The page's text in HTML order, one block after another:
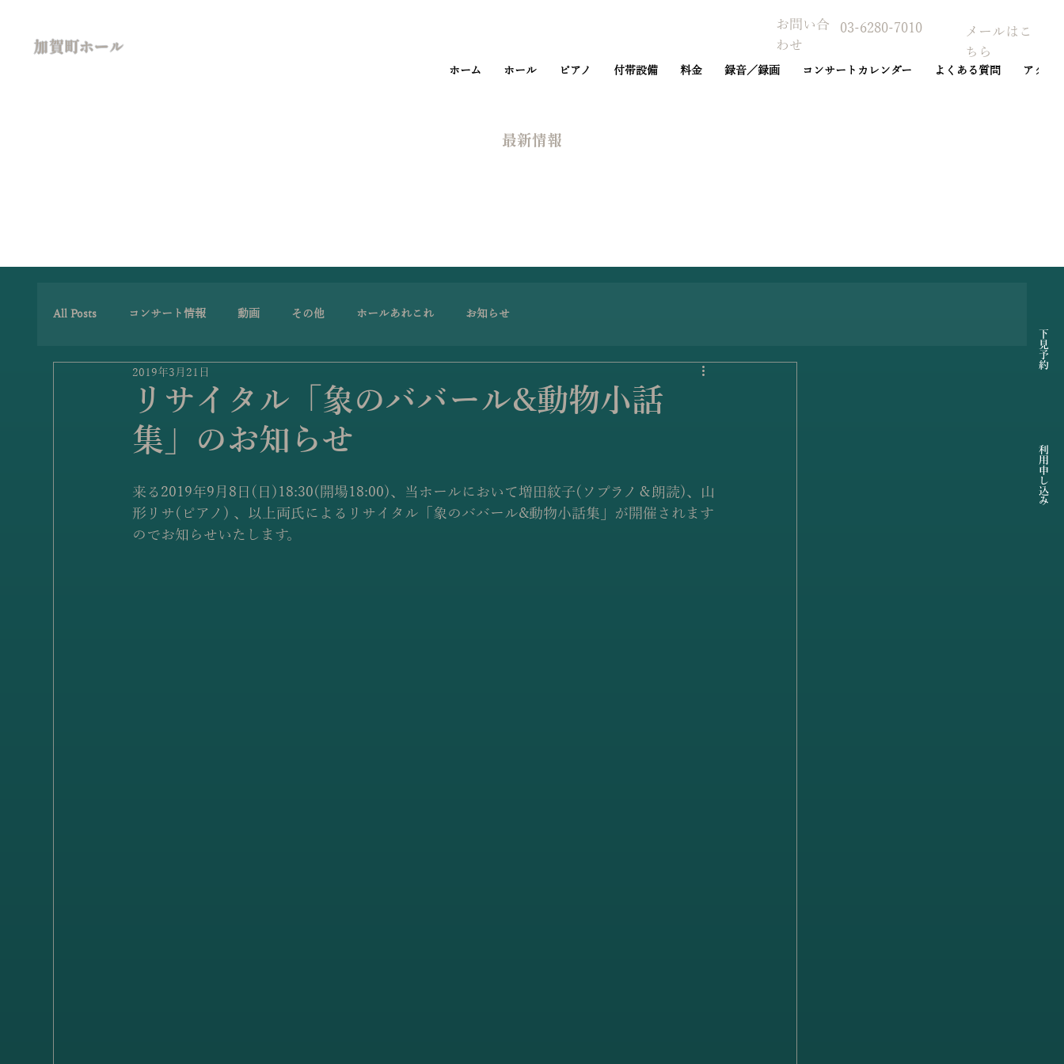
加賀町ホール
お問い合
わせ
03-6280-7010
メールはこ
ちら
ホーム ホール ピアノ 付帯設備 料金 録音／録画 コンサートカレンダー よくある質問 アクセ
利用申し込み
下見予約
​最新情報
All Posts コンサート情報 動画 その他 ホールあれこれ お知らせ
リサイタル「象のババール&動物小話
集」のお知らせ
2019年3月21日
来る2019年9月8日(日)18:30(開場18:00)、当ホールにおいて増田紋子(ソプラノ＆朗読)、山
形リサ(ピアノ) 、以上両氏によるリサイタル「象のババール&動物小話集」が開催されます
のでお知らせいたします。